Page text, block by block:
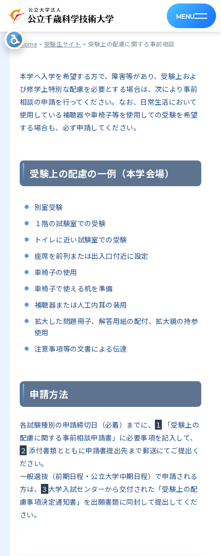
MENU
受験上の配慮に関する事前相談
Home - 受験生サイト - 受験上の配慮に関する事前相談
本学へ入学を希望する方で、障害等があり、受験上およ
び修学上特別な配慮を必要とする場合は、次により事前
相談の申請を行ってください。なお、日常生活において
使用している補聴器や車椅子等を使用しての受験を希望
する場合も、必ず申請してください。
受験上の配慮の一例（本学会場）
別室受験
１階の試験室での受験
トイレに近い試験室での受験
座席を前列または出入口付近に設定
車椅子の使用
車椅子で使える机を準備
補聴器または人工内耳の装用
拡大した問題冊子、解答用紙の配付、拡大鏡の持参
使用
注意事項等の文書による伝達
申請方法
各試験種別の申請締切日（必着）までに、 １
「受験上の
配慮に関する事前相談申請書」に必要事項を記入して、
２ 添付書類とともに申請書提出先まで郵送にてご提出く
ださい。
一般選抜（前期日程・公立大学中期日程）で申請される
方は、
３ 大学入試センターから交付された「受験上の配
慮事項決定通知書」を出願書類に同封して提出してくだ
さい。